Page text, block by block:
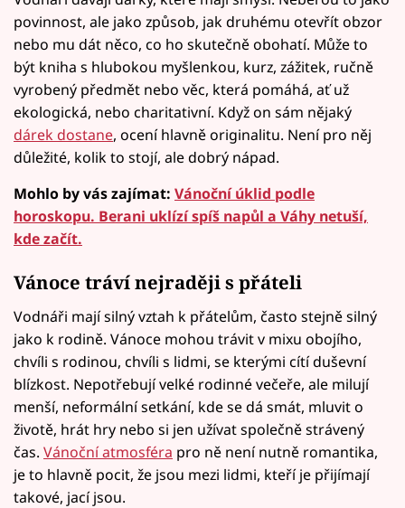
povinnost, ale jako způsob, jak druhému otevřít obzor
nebo mu dát něco, co ho skutečně obohatí. Může to
být kniha s hlubokou myšlenkou, kurz, zážitek, ručně
vyrobený předmět nebo věc, která pomáhá, ať už
ekologická, nebo charitativní. Když on sám nějaký
dárek dostane, ocení hlavně originalitu. Není pro něj
důležité, kolik to stojí, ale dobrý nápad.
Mohlo by vás zajímat: Vánoční úklid podle
horoskopu. Berani uklízí spíš napůl a Váhy netuší,
kde začít.
Vánoce tráví nejraději s přáteli
Vodnáři mají silný vztah k přátelům, často stejně silný
jako k rodině. Vánoce mohou trávit v mixu obojího,
chvíli s rodinou, chvíli s lidmi, se kterými cítí duševní
blízkost. Nepotřebují velké rodinné večeře, ale milují
menší, neformální setkání, kde se dá smát, mluvit o
životě, hrát hry nebo si jen užívat společně strávený
čas. Vánoční atmosféra pro ně není nutně romantika,
je to hlavně pocit, že jsou mezi lidmi, kteří je přijímají
takové, jací jsou.